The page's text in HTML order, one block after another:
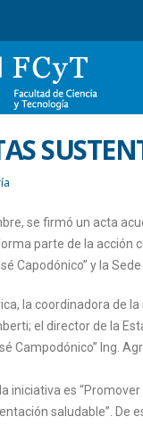
se firmó un acta
parte de la acción
Capodónico” y la
la coordinadora de
el director de la
Campodónico” Ing.
iniciativa es
saludable”. De